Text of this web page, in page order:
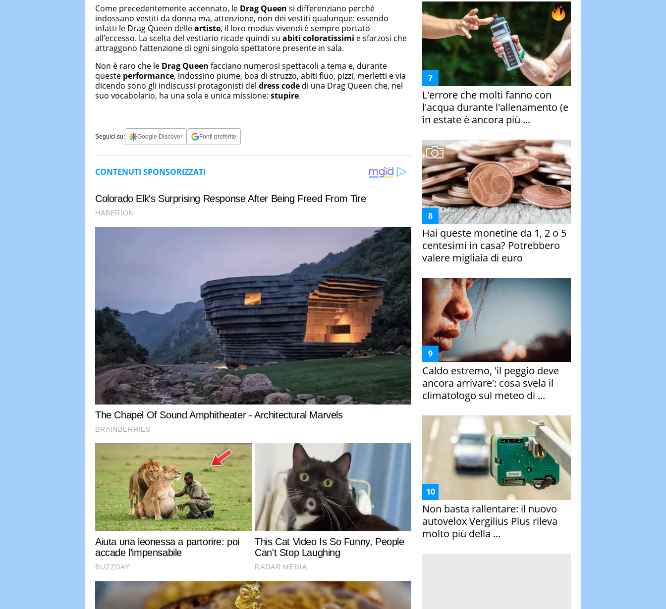
Come precedentemente accennato, le Drag Queen si differenziano perché
indossano vestiti da donna ma, attenzione, non dei vestiti qualunque: essendo
infatti le Drag Queen delleartiste, il loro modus vivendi è sempre portato
all’eccesso. La scelta del vestiario ricade quindi su abiti coloratissimi e sfarzosi che
attraggono l’attenzione di ogni singolo spettatore presente in sala.
Non è raro che le Drag Queen facciano numerosi spettacoli a tema e, durante
queste performance, indossino piume, boa di struzzo, abiti fluo, pizzi, merletti e via
dicendo sono gli indiscussi protagonisti del dress code di una Drag Queen che, nel
suo vocabolario, ha una sola e unica missione: stupire.
Seguici su: Google Discover Fonti preferite
L'errore che molti fanno con
l'acqua durante l'allenamento (e
in estate è ancora più ...
Hai queste monetine da 1, 2 o 5
centesimi in casa? Potrebbero
valere migliaia di euro
Caldo estremo, 'il peggio deve
ancora arrivare': cosa svela il
climatologo sul meteo di ...
Non basta rallentare: il nuovo
autovelox Vergilius Plus rileva
molto più della ...